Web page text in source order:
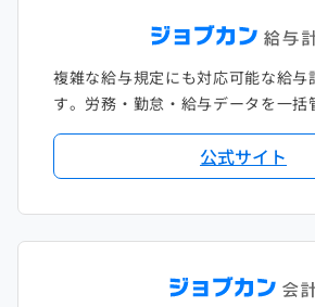
複雑な給与規定にも対応可能な給与
す。労務・勤怠・給与データを一括
公式サイト